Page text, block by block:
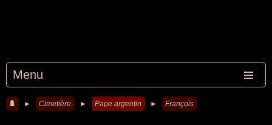
Menu
► Cimetière ► Pape argentin ► François